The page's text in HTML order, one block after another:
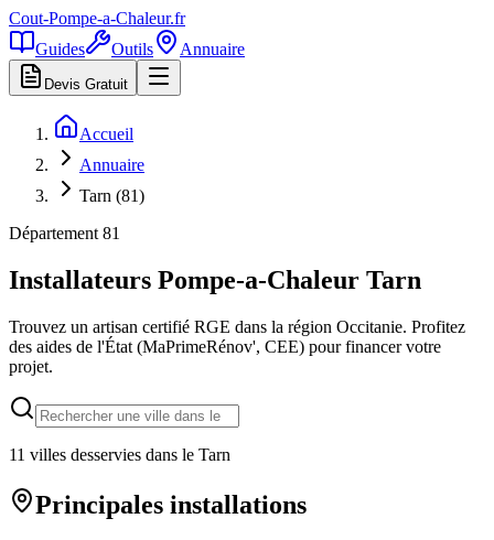
Cout-Pompe-a-Chaleur.fr
Guides
Outils Annuaire
Devis Gratuit
Accueil
Annuaire
Tarn (81)
Département 81
Installateurs Pompe-a-Chaleur Tarn
Trouvez un artisan certifié RGE dans la région Occitanie. Profitez
des aides de l'État (MaPrimeRénov', CEE) pour financer votre
projet.
11 villes desservies dans le Tarn
Principales installations